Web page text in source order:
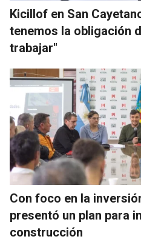
Kicillof en San
tenemos la obligación
trabajar"
Con foco en la
presentó un plan para
construcción